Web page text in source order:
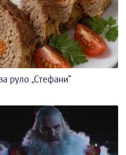
руло „Стефани“